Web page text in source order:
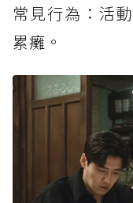
常見行為：活
累癱。